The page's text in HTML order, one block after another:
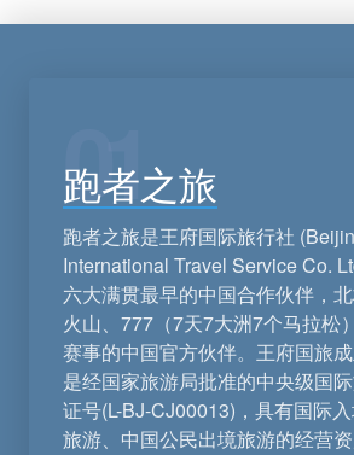
01
跑者之旅
跑者之旅是王府国际旅行社
International Travel Service Co.
六大满贯最早的中国合作伙伴，北
火山、777（7天7大洲7个马拉松
赛事的中国官方伙伴。王府国旅
是经国家旅游局批准的中央级国
证号(L-BJ-CJ00013)，具有国际
旅游、中国公民出境旅游的经营资